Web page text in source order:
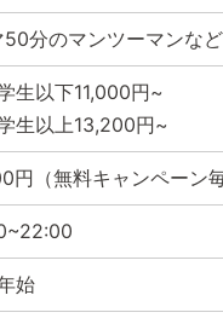
50分のマンツーマンなど
生以下11,000円~
生以上13,200円~
円（無料キャンペーン
始